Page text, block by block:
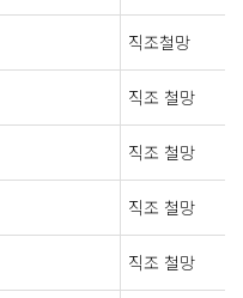
직조철망
직조 철망
직조 철망
직조 철망
직조 철망